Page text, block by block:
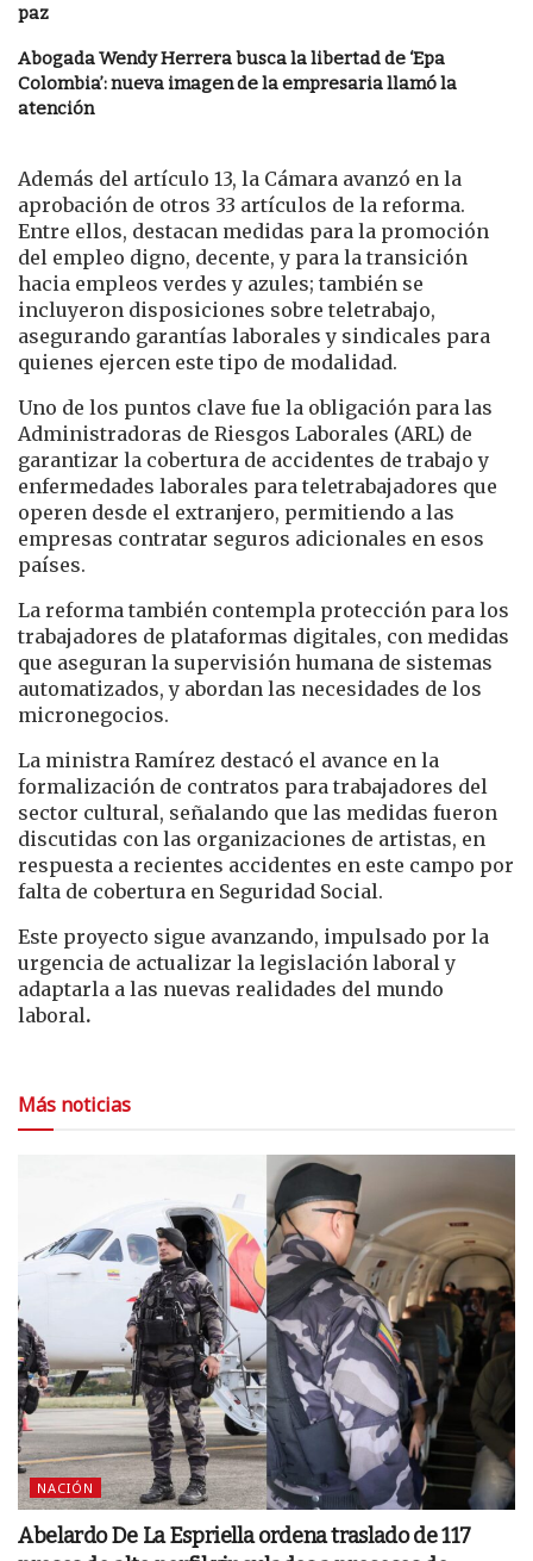
paz
Abogada Wendy Herrera busca la libertad de ‘Epa
Colombia’: nueva imagen de la empresaria llamó la
atención
Además del artículo 13, la Cámara avanzó en la
aprobación de otros 33 artículos de la reforma.
Entre ellos, destacan medidas para la promoción
del empleo digno, decente, y para la transición
hacia empleos verdes y azules; también se
incluyeron disposiciones sobre teletrabajo,
asegurando garantías laborales y sindicales para
quienes ejercen este tipo de modalidad.
Uno de los puntos clave fue la obligación para las
Administradoras de Riesgos Laborales (ARL) de
garantizar la cobertura de accidentes de trabajo y
enfermedades laborales para teletrabajadores que
operen desde el extranjero, permitiendo a las
empresas contratar seguros adicionales en esos
países.
La reforma también contempla protección para los
trabajadores de plataformas digitales, con medidas
que aseguran la supervisión humana de sistemas
automatizados, y abordan las necesidades de los
micronegocios.
La ministra Ramírez destacó el avance en la
formalización de contratos para trabajadores del
sector cultural, señalando que las medidas fueron
discutidas con las organizaciones de artistas, en
respuesta a recientes accidentes en este campo por
falta de cobertura en Seguridad Social.
Este proyecto sigue avanzando, impulsado por la
urgencia de actualizar la legislación laboral y
adaptarla a las nuevas realidades del mundo
laboral.
Más noticias
NACIÓN
Abelardo De La Espriella ordena traslado de 117